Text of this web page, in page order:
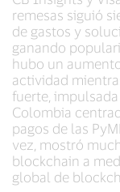
remesas siguió
de gastos y
ganando
hubo un
actividad
fuerte,
Colombia
pagos de las
vez, mostró
blockchain a
global de